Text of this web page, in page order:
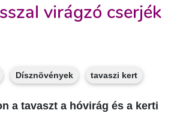
virágzó cserjék
Dísznövények tavaszi kert
a tavaszt a hóvirág és a kerti